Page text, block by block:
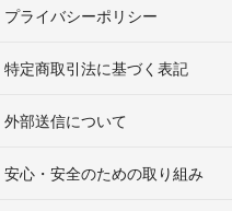
プライバシーポリシー
特定商取引法に基づく表記
外部送信について
安心・安全のための取り組み